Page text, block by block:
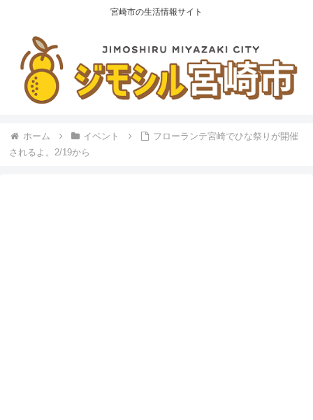
宮崎市の生活情報サイト
ホーム イベント
フローランテ宮崎でひな祭りが開催
されるよ。2/19から